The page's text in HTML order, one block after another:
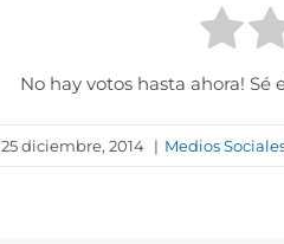
No hay votos hasta ahora!
25 diciembre, 2014 | Medios